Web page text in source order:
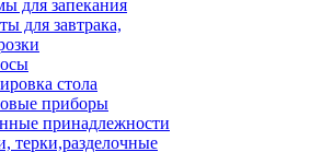
для запекания
для завтрака,
стола
приборы
принадлежности
терки,разделочные